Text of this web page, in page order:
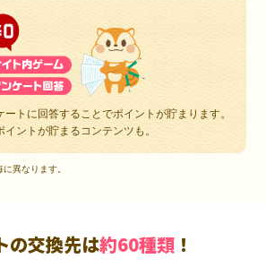
トに回答することでポイントが貯まります。
ントが貯まるコンテンツも。
異なります。
の交換先は約60種類 ！